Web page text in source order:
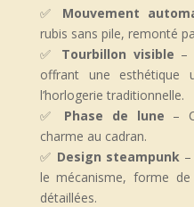
✅ Mouvement
rubis sans pile, remonté
✅ Tourbillon visible –
offrant une esthétique
l’horlogerie traditionnelle.
✅ Phase de lune –
charme au cadran.
✅ Design steampunk
le mécanisme, forme
détaillées.